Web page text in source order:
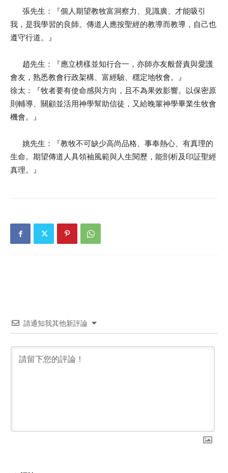
張先生：『個人期望教牧富洞察力、見識廣、才能吸引
我，是我學習的良師。傳道人應按聖經的教導而教導，自己也
遵守行道。』
趙先生：『應立榜樣並知行合一，亦師亦友般督責與愛護
會友，熟悉教會行政架構、富經驗、穩定地牧會。』
徐太：『牧者要有使命感與方向，且不為果效影響。以保密原
則輔導、關顧並活用神學幫助信徒，又給晚輩神學畢業生牧會
機會。』
姚先生：『教牧不可缺少高尚品格、事奉熱心、有真理的
生命。期望傳道人具領袖風範與人生閱歷，能剖析及印証聖經
真理。』
請通知我其他新評論